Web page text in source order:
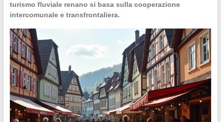
turismo fluviale renano si basa sulla cooperazione
intercomunale e transfrontaliera.